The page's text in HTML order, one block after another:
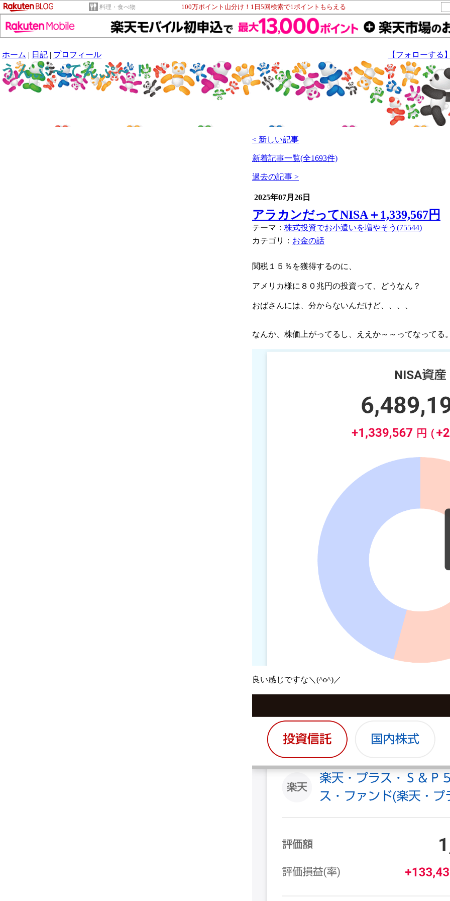
料理・食べ物 100万ポイント山分け！1日5回検索で1ポイントもらえる
ホーム | 日記 | プロフィール 【フォローする
うんぷ～てんぷ～！
< 新しい記事
新着記事一覧(全1693件)
過去の記事 >
2025年07月26日
アラカンだってNISA＋1,339,567円
テーマ： 株式投資でお小遣いを増やそう(75544)
カテゴリ： お金の話
関税１５％を獲得するのに、
アメリカ様に８０兆円の投資って、どうなん？
おばさんには、分からないんだけど、、、、
なんか、株価上がってるし、ええか～～ってなってる
良い感じですな＼(^o^)／